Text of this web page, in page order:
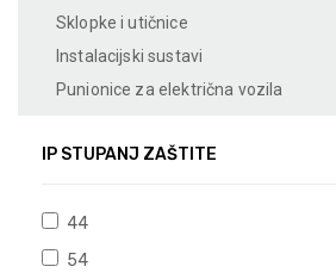
Sklopke i utičnice
Instalacijski sustavi
Punionice za električna vozila
IP STUPANJ ZAŠTITE
44
54